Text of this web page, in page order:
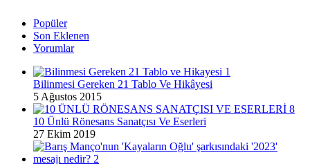
Popüler
Son Eklenen
Yorumlar
Bilinmesi Gereken 21 Tablo Ve Hikâyesi
5 Ağustos 2015
10 Ünlü Rönesans Sanatçısı Ve Eserleri
27 Ekim 2019